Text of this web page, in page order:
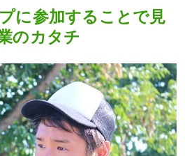
に参加することで見
のカタチ